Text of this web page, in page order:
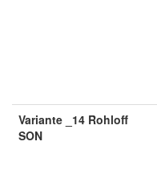
Variante _14 Rohloff
SON